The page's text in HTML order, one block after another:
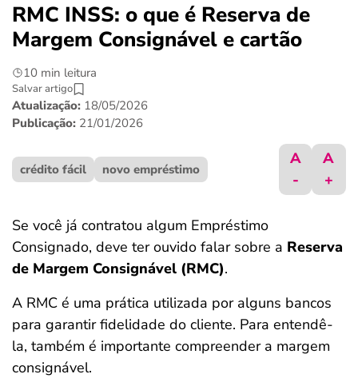
crédito fácil
últimas notícias
ferramentas
RMC INSS: o que é Reserva de
Margem Consignável e cartão
10 min leitura
Salvar artigo
Atualização: 18/05/2026
Publicação: 21/01/2026
crédito fácil novo empréstimo
A
-
A
+
Se você já contratou algum Empréstimo
Consignado, deve ter ouvido falar sobre a Reserva
de Margem Consignável (RMC).
A RMC é uma prática utilizada por alguns bancos
para garantir fidelidade do cliente. Para entendê-
la, também é importante compreender a margem
consignável.